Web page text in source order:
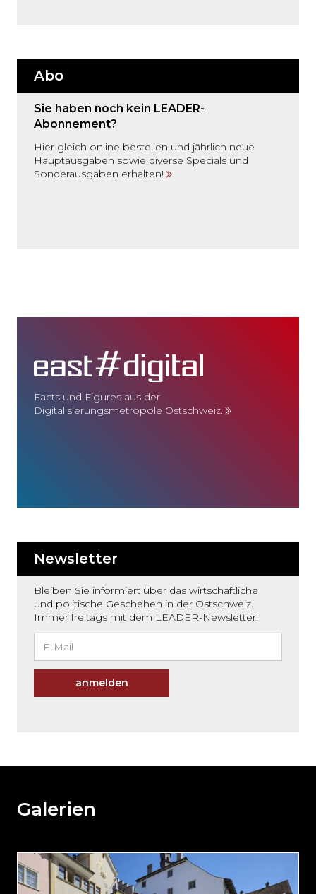
Abo
Sie haben noch kein LEADER-
Abonnement?
Hier gleich online bestellen und jährlich neue
Hauptausgaben sowie diverse Specials und
Sonderausgaben erhalten!
Facts und Figures aus der
Digitalisierungsmetropole Ostschweiz.
Newsletter
Bleiben Sie informiert über das wirtschaftliche
und politische Geschehen in der Ostschweiz.
Immer freitags mit dem LEADER-Newsletter.
anmelden
weiteren
und
direkt
zum
Galerien